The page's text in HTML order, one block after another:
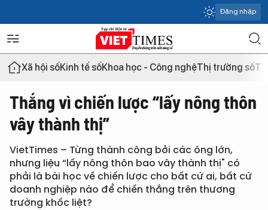
Đăng nhập
Xã hội sốKinh tế sốKhoa học - Công nghệThị trường số
Thắng vì chiến lược “lấy nông thôn
vây thành thị”
VietTimes – Từng thành công bởi các ông lớn,
nhưng liệu “lấy nông thôn bao vây thành thị" có
phải là bài học về chiến lược cho bất cứ ai, bất cứ
doanh nghiệp nào để chiến thắng trên thương
trường khốc liệt?